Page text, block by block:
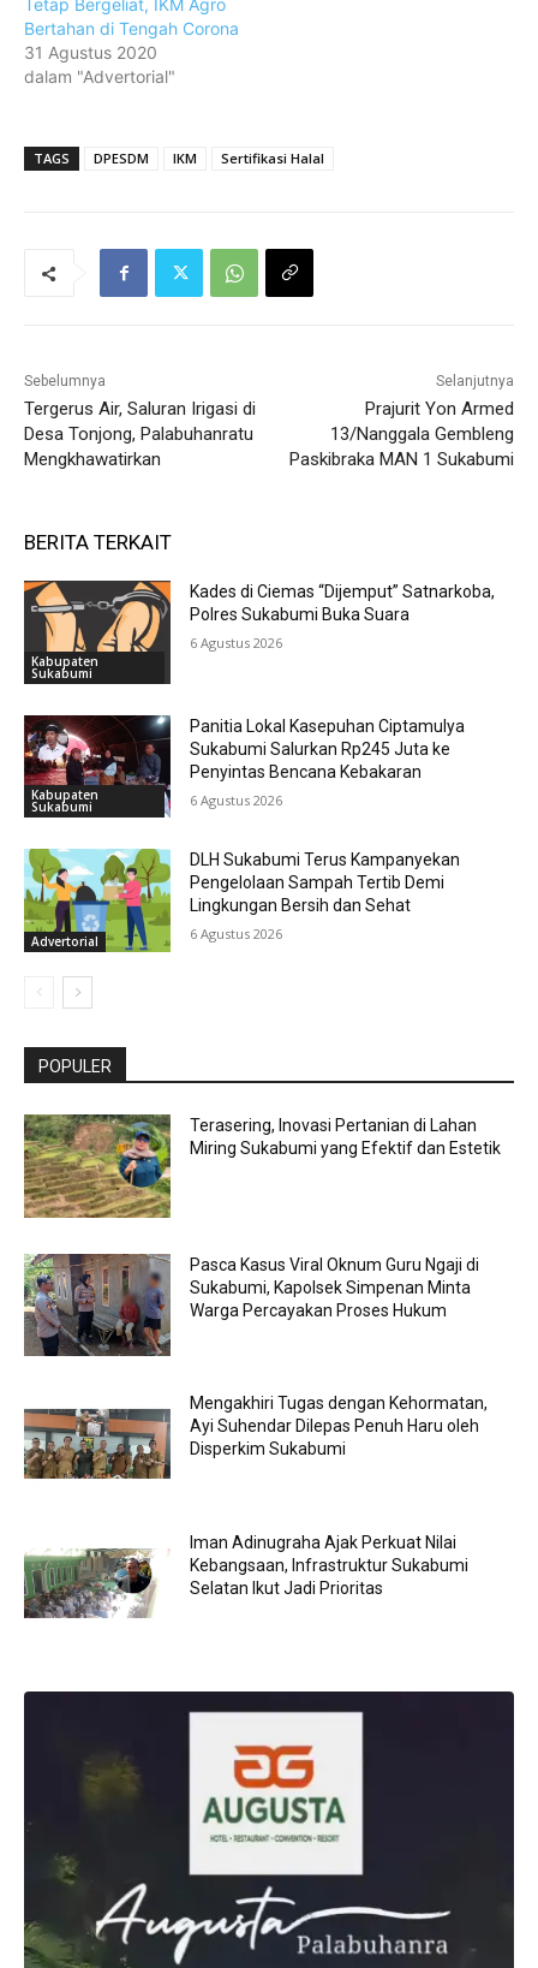
Tetap Bergeliat, IKM Agro
Bertahan di Tengah Corona
31 Agustus 2020
dalam "Advertorial"
TAGS DPESDM IKM Sertifikasi Halal
Sebelumnya
Tergerus Air, Saluran Irigasi di
Desa Tonjong, Palabuhanratu
Mengkhawatirkan
Selanjutnya
Prajurit Yon Armed
13/Nanggala Gembleng
Paskibraka MAN 1 Sukabumi
BERITA TERKAIT
Kabupaten
Sukabumi
Kades di Ciemas “Dijemput” Satnarkoba,
Polres Sukabumi Buka Suara
6 Agustus 2026
Kabupaten
Sukabumi
Panitia Lokal Kasepuhan Ciptamulya
Sukabumi Salurkan Rp245 Juta ke
Penyintas Bencana Kebakaran
6 Agustus 2026
Advertorial
DLH Sukabumi Terus Kampanyekan
Pengelolaan Sampah Tertib Demi
Lingkungan Bersih dan Sehat
6 Agustus 2026
POPULER
Terasering, Inovasi Pertanian di Lahan
Miring Sukabumi yang Efektif dan Estetik
Pasca Kasus Viral Oknum Guru Ngaji di
Sukabumi, Kapolsek Simpenan Minta
Warga Percayakan Proses Hukum
Mengakhiri Tugas dengan Kehormatan,
Ayi Suhendar Dilepas Penuh Haru oleh
Disperkim Sukabumi
Iman Adinugraha Ajak Perkuat Nilai
Kebangsaan, Infrastruktur Sukabumi
Selatan Ikut Jadi Prioritas